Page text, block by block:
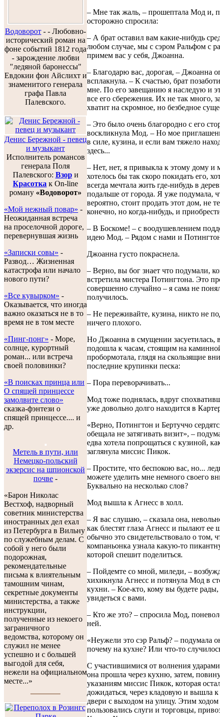
Водоворот - - Любовно-
исторический роман на
фоне событий 1812 года
- зарождение любви
"ледяной баронессы"
Евдокии фон Айслихт и
знаменитого генерала
графа Павла
Палевского.
Денис Бережной - певец
и музыкант
Исполнитель романсов
генерала Поля
Палевского: Взори
Красотка к On-line
роману «Водоворот»
«Мой нежный повар» -
Неожиданная встреча
на проселочной дороге,
перевернувшая жизнь
«Записки совы» -
Развод… Жизненная
катастрофа или начало
нового пути?
«Все кувырком» -
Оказывается, что иногда
важно оказаться не в то
время не в том месте
«Пинг-понг» - Море,
солнце, курортный
роман... или встреча
своей половинки?
«В поисках принца или
О спящей принцессе
замолвите слово»
сказка-фэнтези о
спящей принцессе.... и
др.
Метель в пути, или
Немецко-польский
экзерсис на шпионской
почве -
«Барон Николас
Вестхоф, надворный
советник министерства
иностранных дел ехал
из Петербурга в Вильну
по служебным делам. С
собой у него были
подорожная,
рекомендательные
письма к влиятельным
тамошним чинам,
секретные документы
министерства, а также
инструкции,
полученные из некоего
заграничного
ведомства, которому он
служил не менее
успешно и с большей
выгодой для себя,
нежели на официальном
месте...»
– Мне так жаль, – прошептала Мод и,
осторожно спросила:
– А брат оставил вам какие-нибудь
любом случае, мы с сэром Ральфом с
примем вас у себя, Джоанна.
– Благодарю вас, дорогая, – Джоанна
всплакнула. – К счастью, брат
мне. По его завещанию я наследую и
все его сбережения. Их не так много,
хватит на скромное, но безбедное
– Это было очень благородно с его
воскликнула Мод. – Но мое
в силе, кузина, и если вам тяжело
здесь...
– Нет, нет, я привыкла к этому дому и
хотелось бы так скоро покидать его,
всегда мечтала жить где-нибудь в
подальше от города. Я уже подумала,
вероятно, стоит продать этот дом, не
конечно, но когда-нибудь, и
– В Боскоме! – с воодушевлением
идею Мод. – Рядом с нами и
Джоанна густо покраснела.
– Верно, вы бог знает что подумали,
встретила мистера Потингтона. Это
совершенно случайно – я сама не
получилось.
– Не переживайте, кузина, никто не
ничего плохого.
Но Джоанна в смущении засуетилась,
подошла к часам, стоящим на
пробормотала, глядя на скользящие
последние крупинки песка:
– Пора переворачивать...
Мод тоже поднялась, вдруг
уже довольно долго находится в
«Верно, Потингтон и Бертуччо
обещала не затягивать визит», –
едва хотела попрощаться с кузиной,
заглянула миссис Пикок.
– Простите, что беспокою вас, но...
можете уделить мне немного своего
Буквально на несколько слов?
Мод вышла к Агнесс в холл.
– Я вас слушаю, – сказала она,
как блестят глаза Агнесс и пылают ее
обычно это свидетельствовало о том,
компаньонка узнала какую-то
которой спешит поделиться.
– Пойдемте со мной, миледи, –
хихикнула Агнесс и потянула Мод в
кухни. – Кое-кто, кому вы будете рады,
увидеться с вами.
– Кто же это? – спросила Мод,
ней.
«Неужели это сэр Ральф? – подумала
почему на кухне? Или что-то
С участившимися от волнения
она прошла через кухню, затем,
указаниям миссис Пикок, которая
дожидаться, через кладовую и вышла к
двери с выходом на улицу. Этим
пользовались слуги и торговцы,